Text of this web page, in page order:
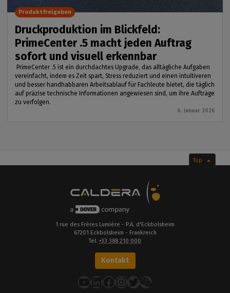
Druckproduktion im Blickfeld:
PrimeCenter .5 macht jeden Auftrag
sofort und visuell erkennbar
PrimeCenter .5 ist ein durchdachtes Upgrade, das alltägliche Aufgaben
vereinfacht, indem es Zeit spart, Stress reduziert und einen intuitiveren
und besser handhabbaren Arbeitsablauf für Fachleute bietet, die täglich
auf präzise technische Informationen angewiesen sind, um ihre Aufträge
zu verfolgen.
6. Januar 2026
Produktfreigaben
Top
1 rue des Frères Lumière - P.A. d'Eckbolsheim
67201 Eckbolsheim - Frankreich
Tel. +33 388 210 000
Kontakt
YouTube
LinkedIn
Facebook
Instagram
Twitter